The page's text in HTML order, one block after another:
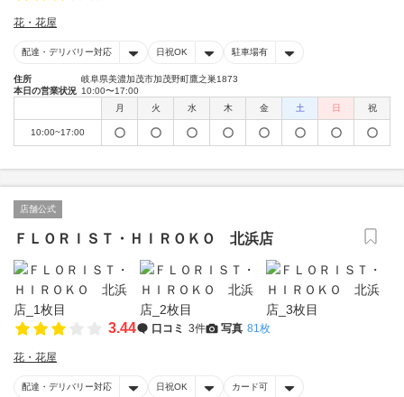
花・花屋
配達・デリバリー対応 日祝OK 駐車場有
住所
岐阜県美濃加茂市加茂野町鷹之巣1873
本日の営業状況 10:00〜17:00
月
火 水 木 金 土 日 祝
10:00~17:00
店舗公式
ＦＬＯＲＩＳＴ・ＨＩＲＯＫＯ 北浜店
3.44 口コミ 3件 写真 81枚
花・花屋
配達・デリバリー対応 日祝OK カード可